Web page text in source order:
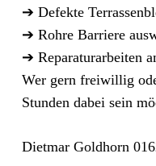
➔ Defekte
➔ Rohre Barriere
➔ Reparaturarbeiten
Wer gern freiwillig
Stunden dabei sein
Dietmar Goldhorn